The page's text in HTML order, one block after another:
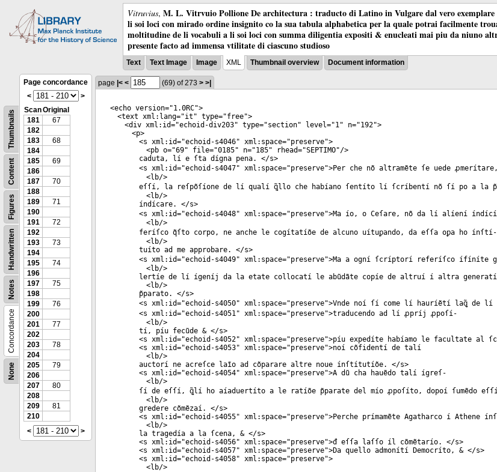
Vitruvius, M. L. Vitrvuio Pollione De architectura : traducto di Latino in Vulgare dal vero exemplare
li soi loci con mirado ordine insignito co la sua tabula alphabetica per la quale potrai facilmente
moltitudine de li vocabuli a li soi loci con summa diligentia expositi & enucleati mai piu da niuno
presente facto ad immensa vtilitate di ciascuno studioso
Text Text Image Image XML Thumbnail overview Document information
None
Concordance
Notes
Handwritten
Figures
Content
Thumbnails
Page concordance
<
>
ScanOriginal
181
67
182
183
68
184
185
69
186
187
70
188
189
71
190
191
72
192
193
73
194
195
74
196
197
75
198
199
76
200
201
77
202
203
78
204
205
79
206
207
80
208
209
81
210
<
>
page |< < (69) of 273 > >|
<echo version="1.0RC">
<text xml:lang="it " type="free">
<div xml:id="echoid-div203" type="section" level="1" n="192">
<p>
<s xml:id="echoid-s4046" xml:space="preserve">
<pb o="69" file="0185" n="185" rhead="SEPTIMO"/>
caduta, lí e ſta dígna pena. </s>
<s xml:id="echoid-s4047" xml:space="preserve">Per che nõ altramẽte ſe uede
<lb/>
eſſí, la reſpõſíone de lí qualí ꝗ̃llo che habíano ſentíto lí ſcríbentí nõ ſí po a la
<lb/>
índícare. </s>
<s xml:id="echoid-s4048" xml:space="preserve">Ma ío, o Ceſare, nõ da lí alíení
<lb/>
feríſco q̃ſto corpo, ne anche le cogítatíõe de alcuno uítuꝑando, da eſſa oꝑa ho ínſtí-
<lb/>
tuíto ad me approbare. </s>
<s xml:id="echoid-s4049" xml:space="preserve">Ma a ogní ſcríptorí referíſco ífíníte
<lb/>
lertíe de lí ígeníj da la etate collocatí le abũdãte copíe de altruí í altra
<lb/>
p̃parato. </s>
<s xml:id="echoid-s4050" xml:space="preserve">Vnde noí ſí come lí hauríẽtí laꝗ̃ de
<s xml:id="echoid-s4051" xml:space="preserve">traducendo ad lí ꝓpríj ꝓpoſí-
<lb/>
tí, píu fecũde & </s>
<s xml:id="echoid-s4052" xml:space="preserve">píu expedíte habíamo le facultate al
<s xml:id="echoid-s4053" xml:space="preserve">noí cõfidentí de talí
<lb/>
auctorí ne acreſce laĩo ad cõparare altre noue ínſtítutíõe. </s>
<s xml:id="echoid-s4054" xml:space="preserve">A dũ cha hauẽdo talí ígreſ-
<lb/>
ſí de eſſí, ꝗ̃lí ho aíaduertíto a le ratíõe p̃parate del mío ꝓpoſíto, dopoí ſumẽdo
<lb/>
gredere cõmẽzaí. </s>
<s xml:id="echoid-s4055" xml:space="preserve">Perche prímamẽte Agatharco í Athene
<lb/>
la tragedía a la ſcena, & </s>
<s xml:id="echoid-s4056" xml:space="preserve">đ eſſa laſſo íl cõmẽtarío. </s>
<s xml:id="echoid-s4057" xml:space="preserve">Da quello admonítí Democríto, & </s>
<s xml:id="echoid-s4058" xml:space="preserve">
<lb/>